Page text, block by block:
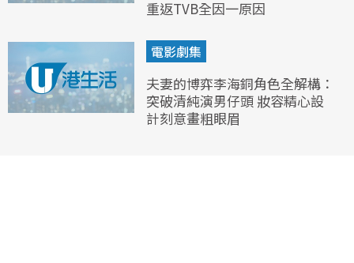
重返TVB全因一原因
電影劇集
夫妻的博弈李海銅角色全解構：
突破清純演男仔頭 妝容精心設
計刻意畫粗眼眉